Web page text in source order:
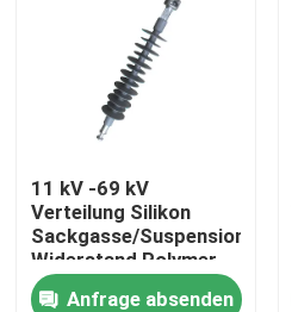
11 kV -69 kV
Verteilung Silikon
Sackgasse/Suspension
Widerstand Polymer
Isolator
Anfrage absenden